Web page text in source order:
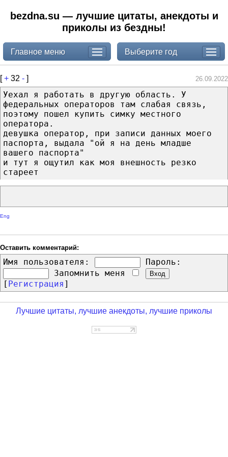
bezdna.su — лучшие цитаты, анекдоты и
приколы из бездны!
Главное меню Выберите год
[+ 32 - ] 26.09.2022
Уехал я работать в другую область. У
федеральных операторов там слабая связь,
поэтому пошел купить симку местного
оператора.
девушка оператор, при записи данных моего
паспорта, выдала "ой я на день младше
вашего паспорта"
и тут я ощутил как моя внешность резко
стареет
Eng
Оставить комментарий:
Имя пользователя:
Пароль:
Запомнить меня
[ Регистрация ]
Лучшие цитаты, лучшие анекдоты, лучшие приколы